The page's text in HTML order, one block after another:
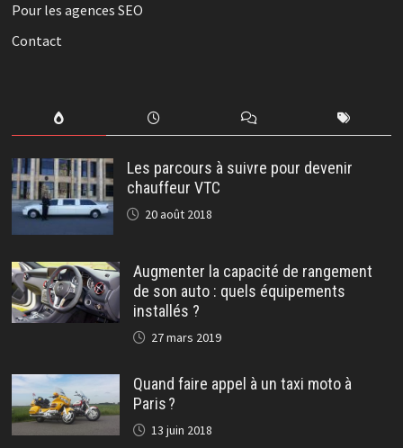
Pour les agences SEO
Contact
Les parcours à suivre pour devenir
chauffeur VTC
20 août 2018
Augmenter la capacité de rangement
de son auto : quels équipements
installés ?
27 mars 2019
Quand faire appel à un taxi moto à
Paris ?
13 juin 2018